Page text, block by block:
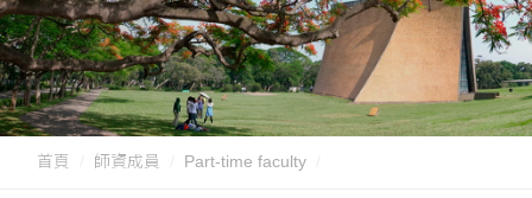
首頁 師資成員 Part-time faculty